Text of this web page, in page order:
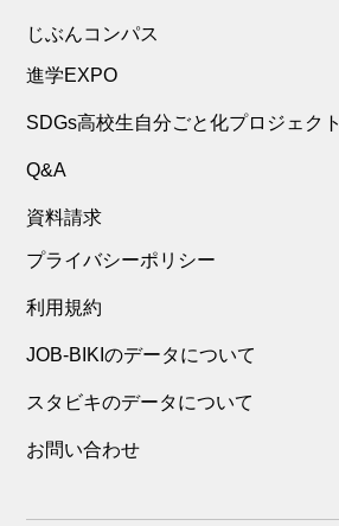
じぶんコンパス
進学EXPO
SDGs高校生自分ごと化プロジェクト
Q&A
資料請求
プライバシーポリシー
利用規約
JOB-BIKIのデータについて
スタビキのデータについて
お問い合わせ